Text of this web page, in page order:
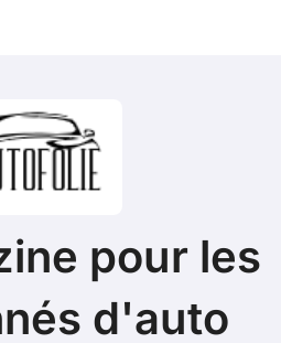
pour les
d'auto